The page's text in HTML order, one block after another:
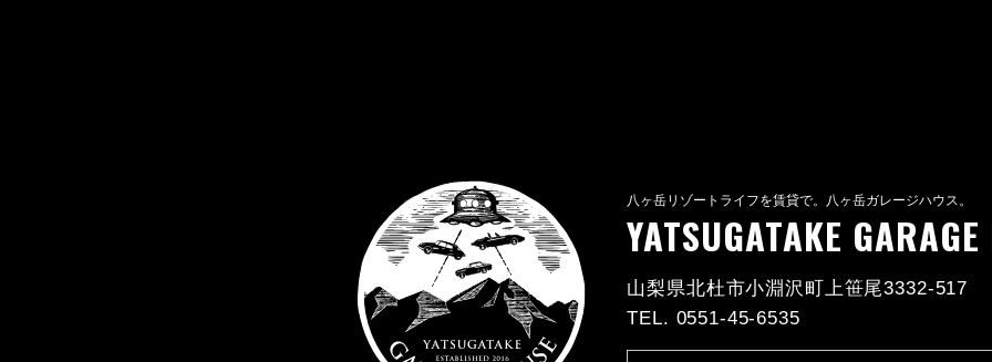
八ヶ岳リゾートライフを賃貸で。八ヶ岳ガレージハウス。
YATSUGATAKE GARAGE
山梨県北杜市小淵沢町上笹尾3332-517
TEL. 0551-45-6535